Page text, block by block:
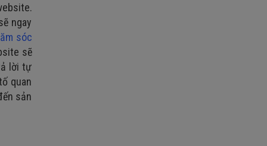
ngay
sóc
sẽ
lời tự
quan
sản